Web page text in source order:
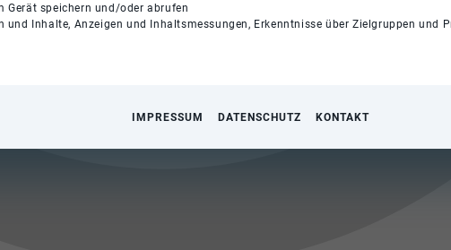
Gerät speichern und/oder abrufen
und Inhalte, Anzeigen und Inhaltsmessungen, Erkenntnisse über Zielgruppen und
IMPRESSUM DATENSCHUTZ KONTAKT